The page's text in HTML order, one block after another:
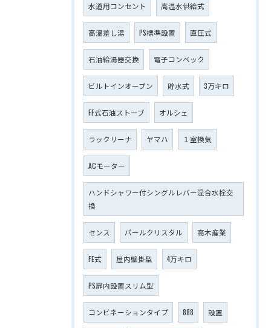
水道用コンセント 高温水供給式
高温差し湯 PS標準設置 直圧式
石油給湯器交換 電子コンベック
ビルトインオーブン 貯水式 3万キロ
FF式石油ストーブ オルシェ
ラックリーナ ヤマハ １室換気
ACモーター
ハンドシャワー付シングルレバー混合水栓交
換
センス パールクリスタル 高木産業
FE式 屋内壁掛型 4万キロ
PS扉内設置スリム型
コンビネーションタイプ 888 設置